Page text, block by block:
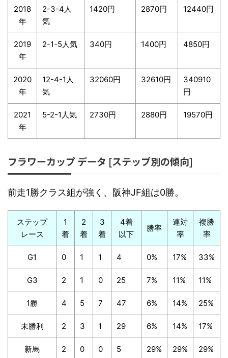
2018
年
2-3-4人
気
1420円 2870円 12440円
2019
年
2-1-5人気 340円 1400円 4850円
2020
年
12-4-1人
気
32060円 32610円
340910
円
2021
年
5-2-1人気 2730円 2880円 19570円
フラワーカップ データ [ステップ別の傾向]
前走1勝クラス組が強く、阪神JF組は0勝。
ステップ
レース
1
着
2
着
3
着
4着
以下
勝率
連対
率
複勝
率
G1 0 1 1 4 0% 17% 33%
G3 2 1 0 25 7% 11% 11%
1勝 4 5 7 47 6% 14% 25%
未勝利 2 3 1 29 6% 14% 17%
新馬 2 0 0 5 29% 29% 29%